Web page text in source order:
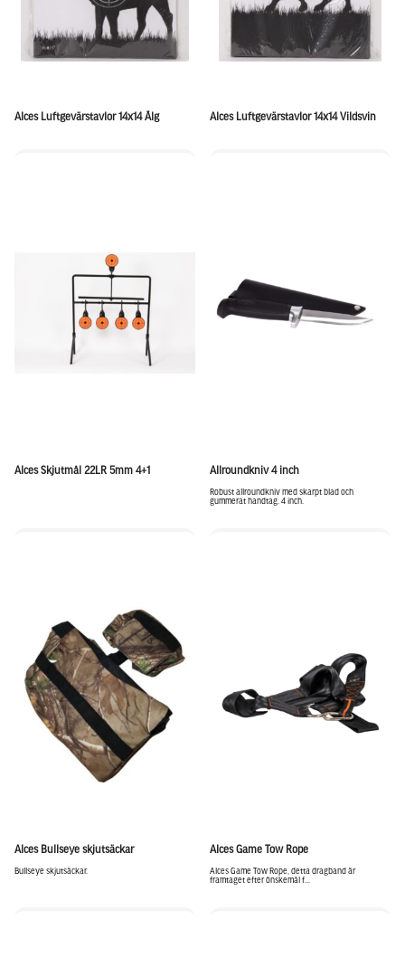
Alces Luftgevärstavlor 14x14 Älg Alces Luftgevärstavlor 14x14 Vildsvin
Alces Skjutmål 22LR 5mm 4+1 Allroundkniv 4 inch
Robust allroundkniv med skarpt blad och
gummerat handtag. 4 inch.
Alces Bullseye skjutsäckar
Bullseye skjutsäckar.
Alces Game Tow Rope
Alces Game Tow Rope, detta dragband är
framtaget efter önskemål f...